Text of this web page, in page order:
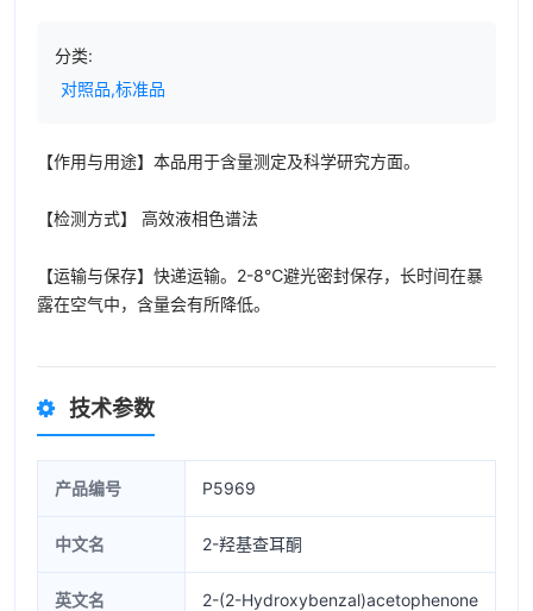
分类:
对照品,标准品
【作用与用途】本品用于含量测定及科学研究方面。
【检测方式】 高效液相色谱法
【运输与保存】快递运输。2-8℃避光密封保存，长时间在暴
露在空气中，含量会有所降低。
技术参数
产品编号 P5969
中文名 2-羟基查耳酮
英文名 2-(2-Hydroxybenzal)acetophenone